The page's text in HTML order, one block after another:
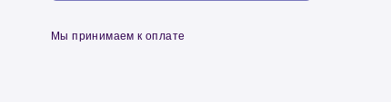
Мы принимаем к оплате